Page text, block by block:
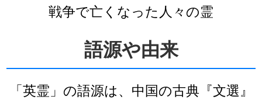
戦争で亡くなった人々の霊
語源や由来
「英霊」の語源は、中国の古典『文選』